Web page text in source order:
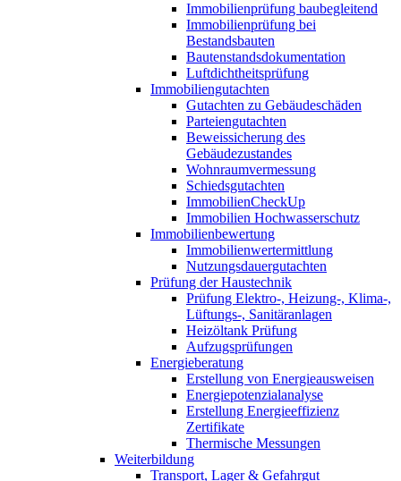
Immobilienprüfung baubegleitend
Immobilienprüfung bei
Bestandsbauten
Bautenstandsdokumentation
Luftdichtheitsprüfung
Immobiliengutachten
Gutachten zu Gebäudeschäden
Parteiengutachten
Beweissicherung des
Gebäudezustandes
Wohnraumvermessung
Schiedsgutachten
ImmobilienCheckUp
Immobilien Hochwasserschutz
Immobilienbewertung
Immobilienwertermittlung
Nutzungsdauergutachten
Prüfung der Haustechnik
Prüfung Elektro-, Heizung-, Klima-,
Lüftungs-, Sanitäranlagen
Heizöltank Prüfung
Aufzugsprüfungen
Energieberatung
Erstellung von Energieausweisen
Energiepotenzialanalyse
Erstellung Energieeffizienz
Zertifikate
Thermische Messungen
Weiterbildung
Transport, Lager & Gefahrgut